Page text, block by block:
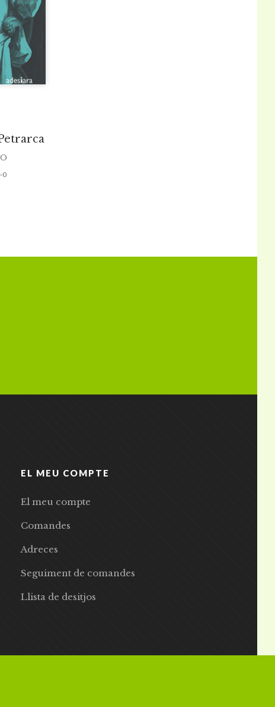
0
EL MEU COMPTE
El meu compte
Comandes
Adreces
Seguiment de comandes
Llista de desitjos